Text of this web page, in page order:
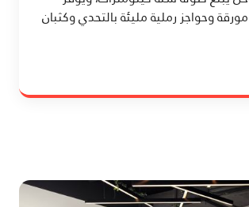
وحواجز رملية مليئة بالتحدي وكثبان